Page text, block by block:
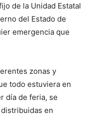
de la Unidad Estatal
del Estado de
emergencia que
zonas y
todo estuviera en
día de feria, se
en